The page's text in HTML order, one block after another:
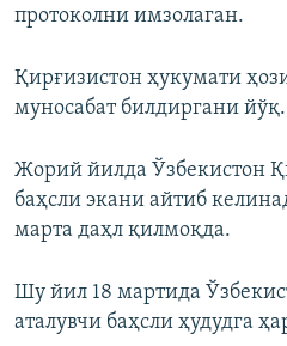
протоколни имзолаган.
Қирғизистон ҳукумати
муносабат билдиргани йўқ.
Жорий йилда Ўзбекистон
баҳсли экани айтиб
марта даҳл қилмоқда.
Шу йил 18 мартида
аталувчи баҳсли ҳудудга